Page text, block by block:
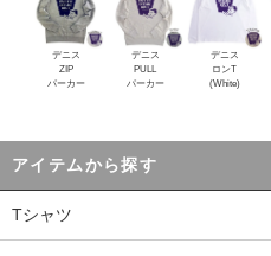
デニス
ZIP
パーカー
デニス
PULL
パーカー
デニス
ロンT
(White)
アイテムから探す
Tシャツ